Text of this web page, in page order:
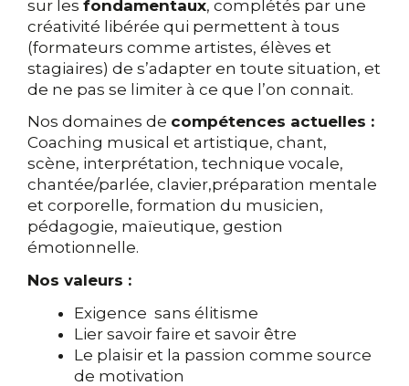
sur les fondamentaux, complétés par une
créativité libérée qui permettent à tous
(formateurs comme artistes, élèves et
stagiaires) de s’adapter en toute situation, et
de ne pas se limiter à ce que l’on connait.
Nos domaines de compétences actuelles :
Coaching musical et artistique, chant,
scène, interprétation, technique vocale,
chantée/parlée, clavier,préparation mentale
et corporelle, formation du musicien,
pédagogie, maïeutique, gestion
émotionnelle.
Nos valeurs :
Exigence sans élitisme
Lier savoir faire et savoir être
Le plaisir et la passion comme source
de motivation